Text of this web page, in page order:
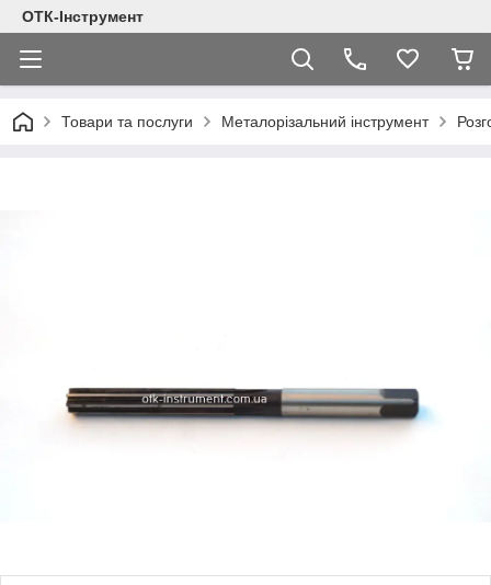
ОТК-Інструмент
Товари та послуги Металорізальний інструмент